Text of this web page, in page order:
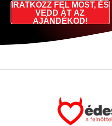
IRATKOZZ FEL MOST, ÉS
VEDD ÁT AZ
AJÁNDÉKOD!